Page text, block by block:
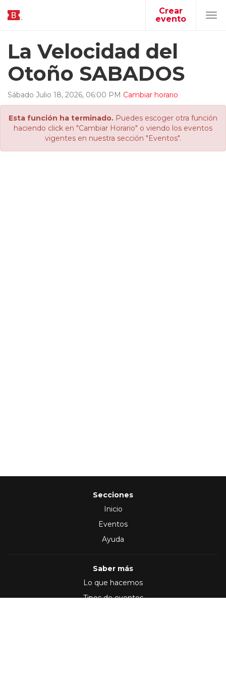
Crear
evento
La Velocidad del
Otoño SABADOS
Sábado Julio 18, 2026, 06:00 PM Cambiar horario
Esta función ha terminado. Puedes escoger otra función
haciendo click en "Cambiar Horario" o viendo los eventos
vigentes en nuestra sección "Eventos".
Secciones
Inicio
Eventos
Ayuda
Saber más
Lo que hacemos
Tipos de eventos